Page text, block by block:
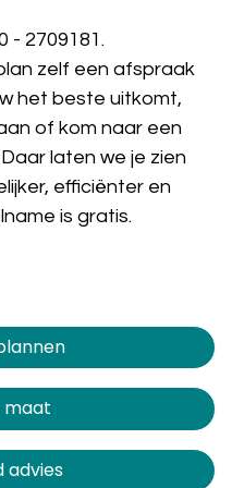
- 2709181 .
zelf een afspraak
het beste uitkomt,
of kom naar een
laten we je zien
efficiënter en
is gratis.
maat
advies